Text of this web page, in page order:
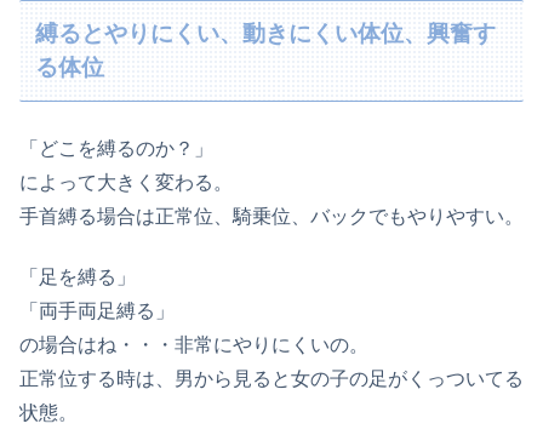
縛るとやりにくい、動きにくい体位、興奮す
る体位
「どこを縛るのか？」
によって大きく変わる。
手首縛る場合は正常位、騎乗位、バックでもやりやすい。
「足を縛る」
「両手両足縛る」
の場合はね・・・非常にやりにくいの。
正常位する時は、男から見ると女の子の足がくっついてる
状態。